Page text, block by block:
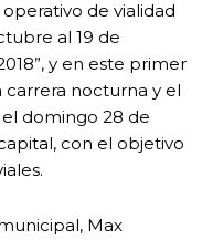
de vialidad
al 19 de
y en este primer
nocturna y el
domingo 28 de
con el objetivo
Max